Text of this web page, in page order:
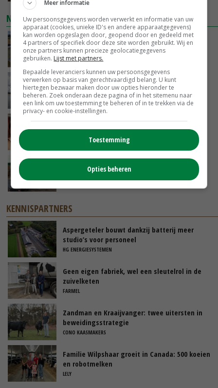
NIEUWSTE VIDEO'S
Droogte veroorzaakt steeds meer problemen:
‘Bassin afgelopen week al leeg’
VANDAAG, 14:06
Koeien van enige drijvende boerderij ter
wereld zijn te koop
VANDAAG, 12:00
Danique in Canada: ‘Superveel schik gehad
tijdens stage’
POAH!: Fendt 1042
KENNISPARTNERS
Aspergeteler bouwt dankzij batterij meer
studio’s voor personeel
HG ENERGIESYSTEMEN
Geen eigen fabriek, wel een sleutelrol in de
zuivelketen
FARMEL
Zandman en Kraaijvanger: twee uitersten in
beweidingsstrategie
CONO KAASMAKERS
Familie Wilpshaar groeit in Canada: 500 koeien
en robotmelken
LELY
Meer informatie
Uw persoonsgegevens worden verwerkt en informatie van uw
apparaat (cookies, unieke ID's en andere apparaatgegevens)
kan worden opgeslagen door, geopend door en gedeeld met
4 partners of specifiek door deze site worden gebruikt. Wij en
onze partners kunnen precieze geolocatiegegevens
gebruiken. Lijst met partners.
Bepaalde leveranciers kunnen uw persoonsgegevens
verwerken op basis van gerechtvaardigd belang. U kunt
hiertegen bezwaar maken door uw opties hieronder te
beheren. Zoek onderaan deze pagina of in het sitemenu naar
een link om uw toestemming te beheren of in te trekken via de
privacy- en cookie-instellingen.
Toestemming
Opties beheren